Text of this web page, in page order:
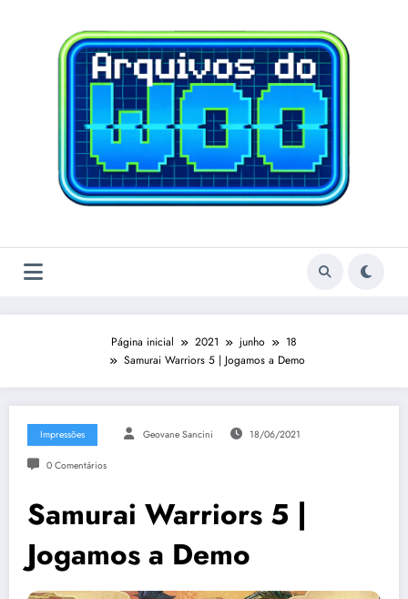
Página inicial 2021 junho
18
Samurai Warriors 5 | Jogamos a Demo
Impressões Geovane Sancini 18/06/2021
0 Comentários
Samurai Warriors 5 |
Jogamos a Demo